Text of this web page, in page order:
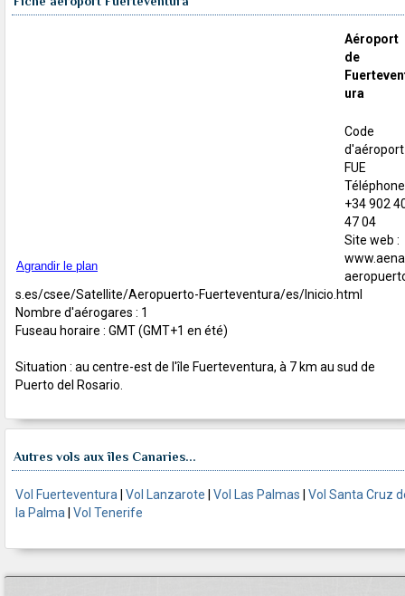
Agrandir le plan
Aéroport
de
ura
Code
d'aéroport
FUE
+34 902
47 04
Site web :
s.es/csee/Satellite/Aeropuerto-Fuerteventura/es/Inicio.html
Nombre d'aérogares : 1
Fuseau horaire : GMT (GMT+1 en été)
Situation : au centre-est de l'île Fuerteventura, à 7 km au sud de
Puerto del Rosario.
Autres vols aux îles Canaries...
Vol Fuerteventura Vol Lanzarote Vol Las Palmas
Vol Santa Cruz
la Palma
Vol Tenerife